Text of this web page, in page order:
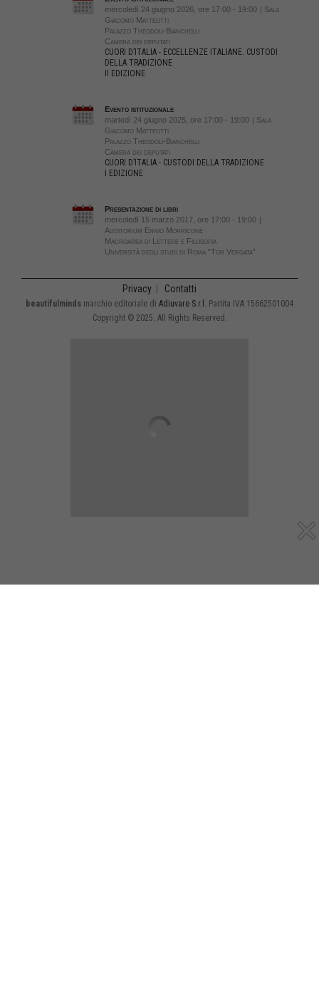
mercoledì 24 giugno 2026, ore 17:00 - 19:00 | Sala
Giacomo Matteotti
Palazzo Theodoli-Bianchelli
Camera dei deputati
CUORI D’ITALIA - ECCELLENZE ITALIANE. CUSTODI
DELLA TRADIZIONE
II EDIZIONE
Evento istituzionale
martedì 24 giugno 2025, ore 17:00 - 19:00 | Sala
Giacomo Matteotti
Palazzo Theodoli-Bianchelli
Camera dei deputati
CUORI D’ITALIA - CUSTODI DELLA TRADIZIONE
I EDIZIONE
Presentazione di libri
mercoledì 15 marzo 2017, ore 17:00 - 19:00 |
Auditorium Ennio Morricone
Macroarea di Lettere e Filosofia
Università degli studi di Roma “Tor Vergata”
Privacy Contatti
beautifulminds marchio editoriale di Adiuvare S.r.l. Partita IVA 15662501004
Copyright © 2025. All Rights Reserved.